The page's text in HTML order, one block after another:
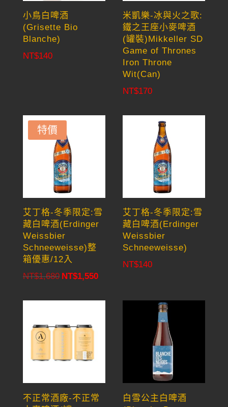
小鳥白啤酒
(Grisette Bio
Blanche)
NT$140
米凱樂-冰與火之歌:
鐵之王座小麥啤酒
(罐裝)Mikkeller SD
Game of Thrones
Iron Throne
Wit(Can)
NT$170
特價
艾丁格-冬季限定:雪
藏白啤酒(Erdinger
Weissbier
Schneeweisse)整
箱優惠/12入
NT$1,680 Original
was:
NT$1,550Current
is:
艾丁格-冬季限定:雪
藏白啤酒(Erdinger
Weissbier
Schneeweisse)
NT$140
不正常酒廠-不正常
白雪公主白啤酒